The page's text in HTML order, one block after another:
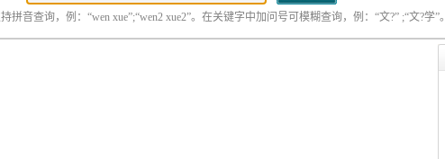
拼音查询，例：“wen xue”;“wen2 xue2”。在关键字中加问号可模糊查询，例：“文?” ;“文?学”。